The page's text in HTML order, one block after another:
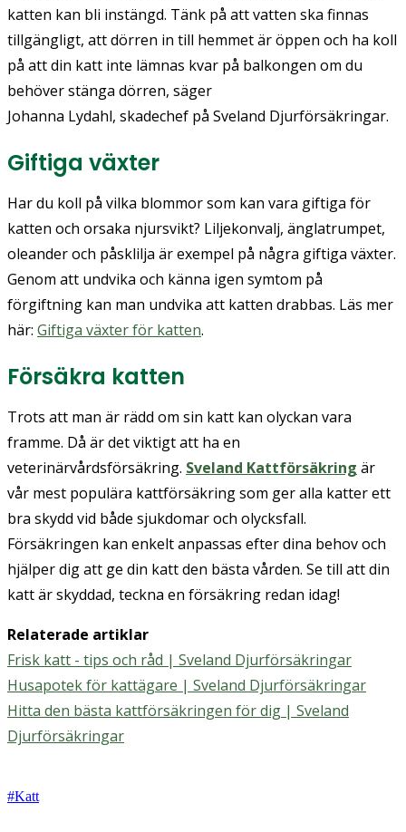
katten kan bli instängd. Tänk på att vatten ska finnas
tillgängligt, att dörren in till hemmet är öppen och ha koll
på att din katt inte lämnas kvar på balkongen om du
behöver stänga dörren, säger
Johanna Lydahl, skadechef på Sveland Djurförsäkringar.
Giftiga växter
Har du koll på vilka blommor som kan vara giftiga för
katten och orsaka njursvikt? Liljekonvalj, änglatrumpet,
oleander och påsklilja är exempel på några giftiga växter.
Genom att undvika och känna igen symtom på
förgiftning kan man undvika att katten drabbas. Läs mer
här: Giftiga växter för katten.
Försäkra katten
Trots att man är rädd om sin katt kan olyckan vara
framme. Då är det viktigt att ha en
veterinärvårdsförsäkring. Sveland Kattförsäkring är
vår mest populära kattförsäkring som ger alla katter ett
bra skydd vid både sjukdomar och olycksfall.
Försäkringen kan enkelt anpassas efter dina behov och
hjälper dig att ge din katt den bästa vården. Se till att din
katt är skyddad, teckna en försäkring redan idag!
Relaterade artiklar
Frisk katt - tips och råd | Sveland Djurförsäkringar
Husapotek för kattägare | Sveland Djurförsäkringar
Hitta den bästa kattförsäkringen för dig | Sveland
Djurförsäkringar
#Katt